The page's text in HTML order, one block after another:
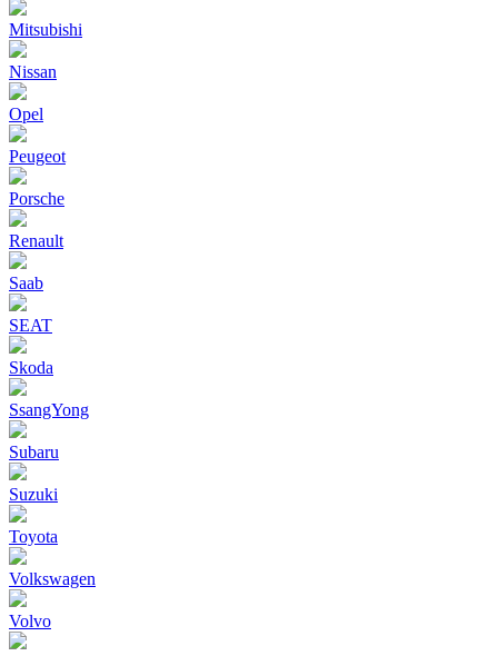
Mitsubishi
Nissan
Opel
Peugeot
Porsche
Renault
Saab
SEAT
Skoda
SsangYong
Subaru
Suzuki
Toyota
Volkswagen
Volvo